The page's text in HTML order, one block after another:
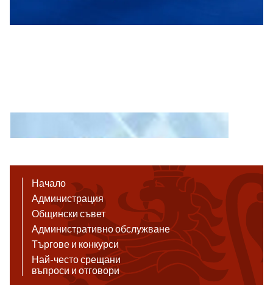
Начало
Администрация
Общински съвет
Административно обслужване
Търгове и конкурси
Най-често срещани
въпроси и отговори